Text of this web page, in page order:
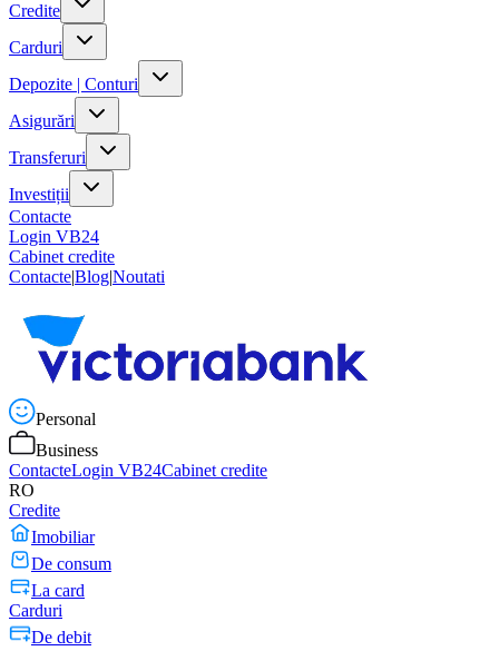
Credite
Carduri
Depozite | Conturi
Asigurări
Transferuri
Investiții
Contacte
Login VB24
Cabinet credite
Contacte|Blog|Noutati
Personal
Business
ContacteLogin VB24Cabinet credite
RO
Credite
Imobiliar
De consum
La card
Carduri
De debit